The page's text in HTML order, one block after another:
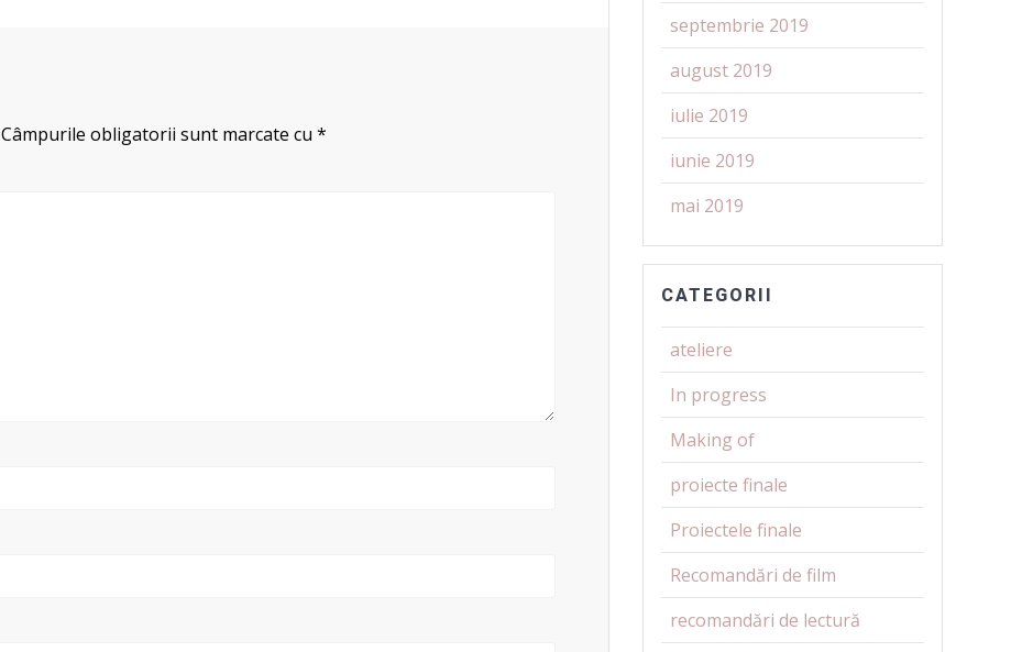
Câmpurile obligatorii sunt marcate cu*
septembrie 2019
august 2019
iulie 2019
iunie 2019
mai 2019
CATEGORII
ateliere
In progress
Making of
proiecte finale
Proiectele finale
Recomandări de film
recomandări de lectură